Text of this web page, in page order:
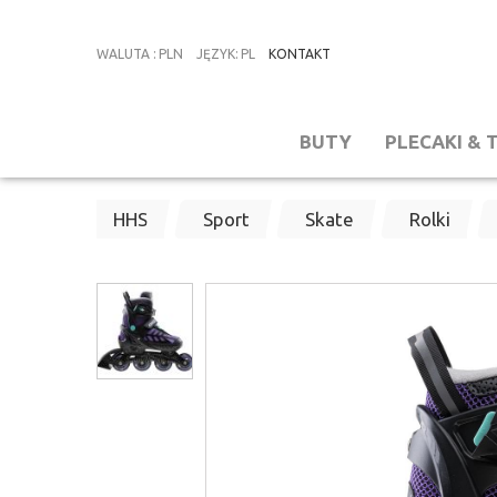
WALUTA : PLN JĘZYK: PL KONTAKT
BUTY PLECAKI &
HHS Sport Skate Rolki